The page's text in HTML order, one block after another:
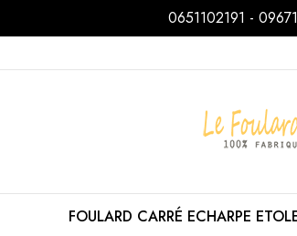
0651102191 -
FOULARD CARRÉ ECHARPE